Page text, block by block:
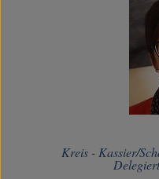
Kreis - Kassier/